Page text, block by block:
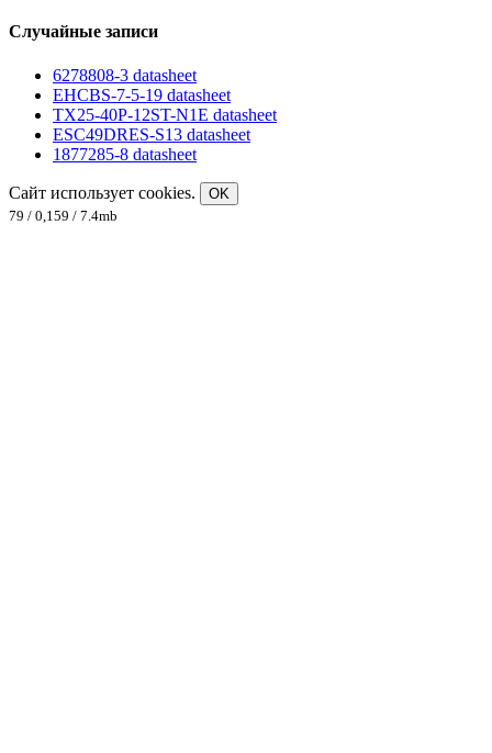
Случайные записи
6278808-3 datasheet
EHCBS-7-5-19 datasheet
TX25-40P-12ST-N1E datasheet
ESC49DRES-S13 datasheet
1877285-8 datasheet
Сайт использует cookies.
OK
79 / 0,159 / 7.4mb